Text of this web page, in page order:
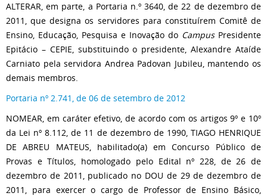
ALTERAR, em parte, a Portaria n.º 3640, de 22 de dezembro de
2011, que designa os servidores para constituírem Comitê de
Ensino, Educação, Pesquisa e Inovação do Campus Presidente
Epitácio – CEPIE, substituindo o presidente, Alexandre Ataíde
Carniato pela servidora Andrea Padovan Jubileu, mantendo os
demais membros.
Portaria nº 2.741, de 06 de setembro de 2012
NOMEAR, em caráter efetivo, de acordo com os artigos 9º e 10º
da Lei nº 8.112, de 11 de dezembro de 1990, TIAGO HENRIQUE
DE ABREU MATEUS, habilitado(a) em Concurso Público de
Provas e Títulos, homologado pelo Edital nº 228, de 26 de
dezembro de 2011, publicado no DOU de 29 de dezembro de
2011, para exercer o cargo de Professor de Ensino Básico,